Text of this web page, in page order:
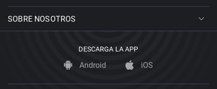
SOBRE NOSOTROS
DESCARGA LA APP
Android iOS